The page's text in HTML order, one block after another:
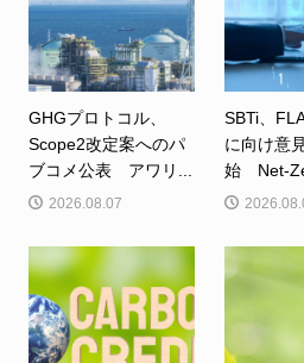
GHGプロトコル、
Scope2改定案へのパ
ブコメ公表 アワリ...
2026.08.07
SBTi、
に向け意
始 Net-